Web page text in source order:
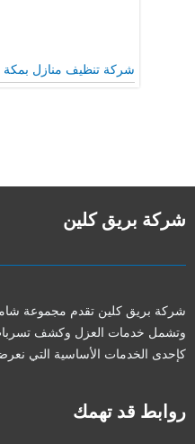
شركة تنظيف منازل بمكة
شركة بريق كلين
شركة بريق كلين تقدم مجموعة
وتشمل خدمات العزل وكشف
كإحدى الخدمات الأساسية التي
روابط قد تهمك